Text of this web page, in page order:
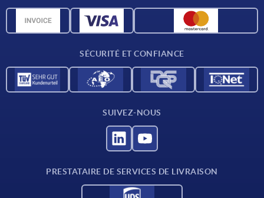
Données CAO
SÉCURITÉ ET CONFIANCE
SUIVEZ-NOUS
PRESTATAIRE DE SERVICES DE LIVRAISON